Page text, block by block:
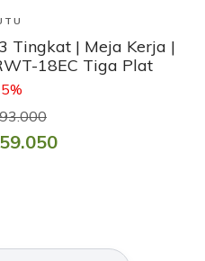
Tingkat | Meja Kerja |
18EC Tiga Plat